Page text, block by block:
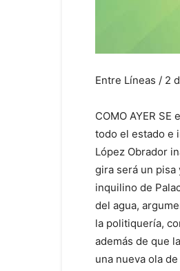
Entre Líneas / 2
COMO AYER
todo el estado e
López Obrador
gira será un
inquilino de
del agua,
la politiquería,
además de que
una nueva ola